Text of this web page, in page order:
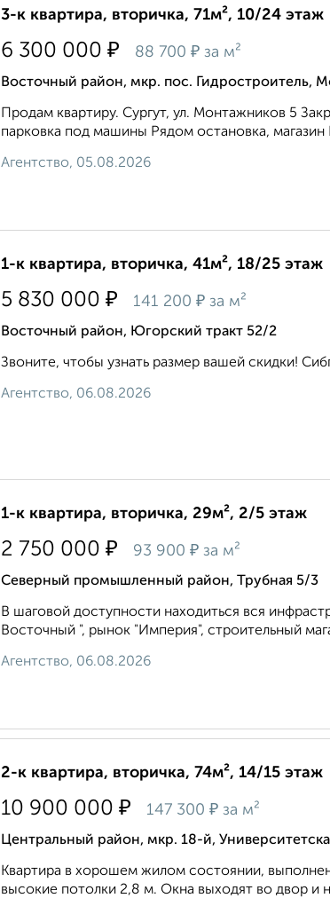
3-к квартира, вторичка, 71м², 10/24 этаж
6 300 000 ₽ 88 700 ₽ за м²
Восточный район, мкр. пос. Гидростроитель,
Продам квартиру. Сургут, ул. Монтажников 5
парковка под машины Рядом остановка,
Агентство, 05.08.2026
1-к квартира, вторичка, 41м², 18/25 этаж
5 830 000 ₽ 141 200 ₽ за м²
Восточный район, Югорский тракт 52/2
Звоните, чтобы узнать размер вашей скидки!
Агентство, 06.08.2026
1-к квартира, вторичка, 29м², 2/5 этаж
2 750 000 ₽ 93 900 ₽ за м²
Северный промышленный район, Трубная 5/3
В шаговой доступности находиться вся
Восточный ", рынок "Империя", строительный
Агентство, 06.08.2026
2-к квартира, вторичка, 74м², 14/15 этаж
10 900 000 ₽ 147 300 ₽ за м²
Центральный район, мкр. 18-й,
Квартира в хорошем жилом состоянии,
высокие потолки 2,8 м. Окна выходят во двор и